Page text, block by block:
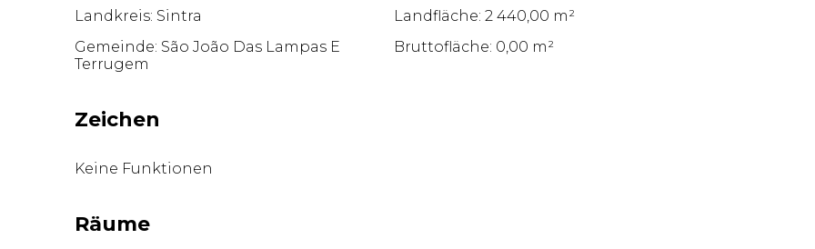
Landkreis: Sintra
Landfläche: 2 440,00 m²
Gemeinde: São João Das Lampas E
Terrugem
Bruttofläche: 0,00 m²
Zeichen
Keine Funktionen
Räume